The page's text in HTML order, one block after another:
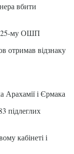
вбити
225-му ОШП
отримав відзнаку
Арахамії і Єрмака
підлеглих
кабінеті і